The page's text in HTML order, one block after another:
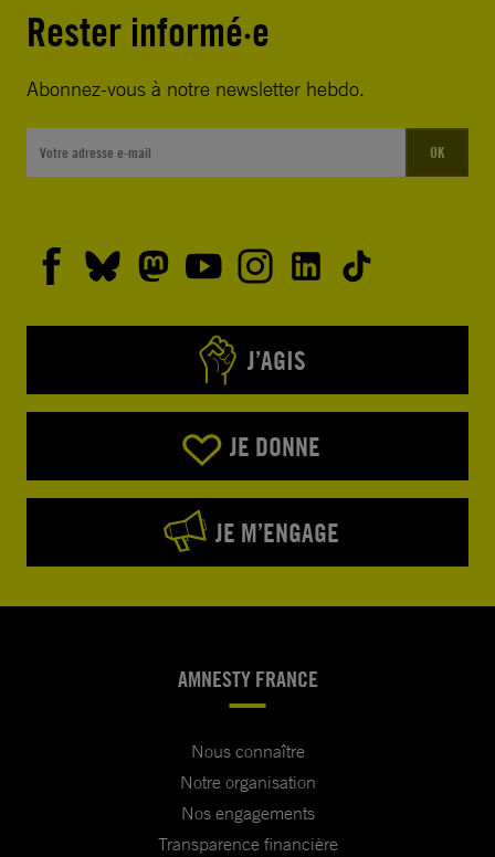
Rester informé·e
Abonnez-vous à notre newsletter hebdo.
OK
J’AGIS
JE DONNE
JE M’ENGAGE
AMNESTY FRANCE
Nous connaître
Notre organisation
Nos engagements
Transparence financière